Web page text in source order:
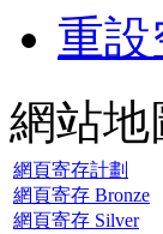
重
網站地
網頁寄存計劃
網頁寄存 Bronze
網頁寄存 Silver